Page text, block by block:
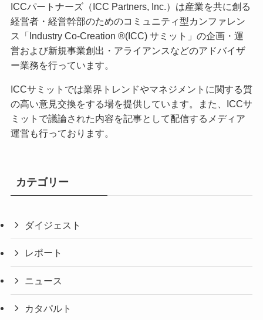
ICCパートナーズ（ICC Partners, Inc.）は産業を共に創る
経営者・経営幹部のためのコミュニティ型カンファレン
ス「Industry Co-Creation ®(ICC) サミット」の企画・運
営および新規事業創出・アライアンスなどのアドバイザ
ー業務を行っています。
ICCサミットでは業界トレンドやマネジメントに関する質
の高い意見交換をする場を提供しています。また、ICCサ
ミットで議論された内容を記事として配信するメディア
運営も行っております。
カテゴリー
ダイジェスト
レポート
ニュース
カタパルト